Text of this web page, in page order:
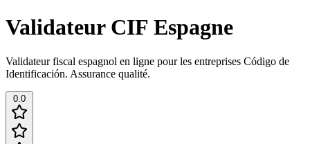
Validateur CIF Espagne
Validateur fiscal espagnol en ligne pour les entreprises Código de
Identificación. Assurance qualité.
0.0